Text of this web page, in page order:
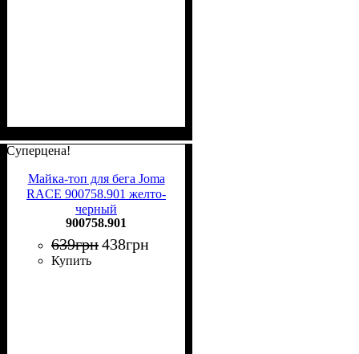
Суперцена!
Майка-топ для бега Joma
RACE 900758.901 желто-
черный
900758.901
639грн438грн
Купить